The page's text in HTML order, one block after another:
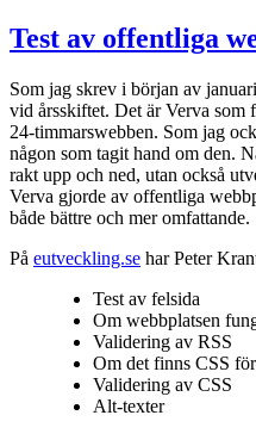
Test av offentliga
Som jag skrev i början av
vid årsskiftet. Det är Verva som
24-timmarswebben. Som jag
någon som tagit hand om den.
rakt upp och ned, utan också
Verva gjorde av offentliga
både bättre och mer omfattande.
På eutveckling.se har Peter
Test av felsida
Om webbplatsen
Validering av RSS
Om det finns CSS
Validering av CSS
Alt-texter